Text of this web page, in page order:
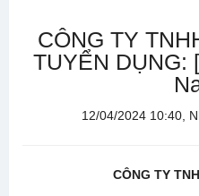
CÔNG TY
TUYỂN DỤNG:
12/04/2024 10:40,
CÔNG TY